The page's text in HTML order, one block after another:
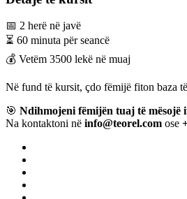
📅 2 herë në javë
⏳ 60 minuta për seancë
💰 Vetëm 3500 lekë në muaj
Në fund të kursit, çdo fëmijë fiton baza
🎯 Ndihmojeni fëmijën tuaj të mësojë
Na kontaktoni në info@teorel.com ose